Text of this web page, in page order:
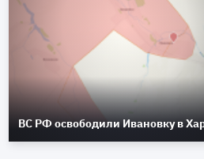
ВС РФ освободили Ивановку в